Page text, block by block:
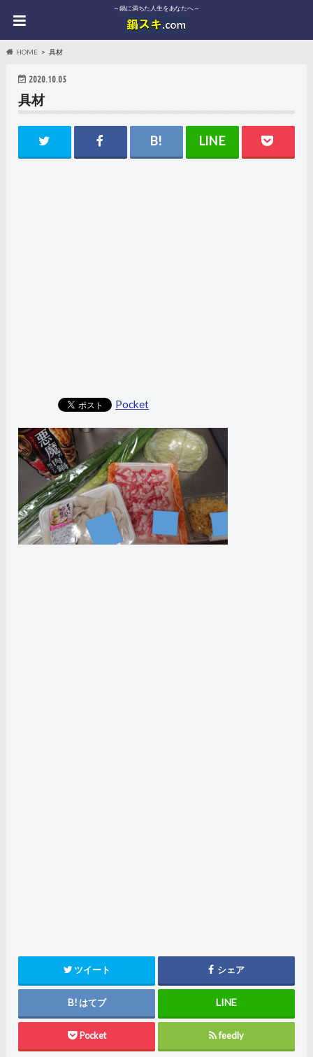
～鍋に満ちた人生をあなたへ～
HOME 具材
2020.10.05
具材
Pocket
ツイート シェア
はてブ
Pocket feedly